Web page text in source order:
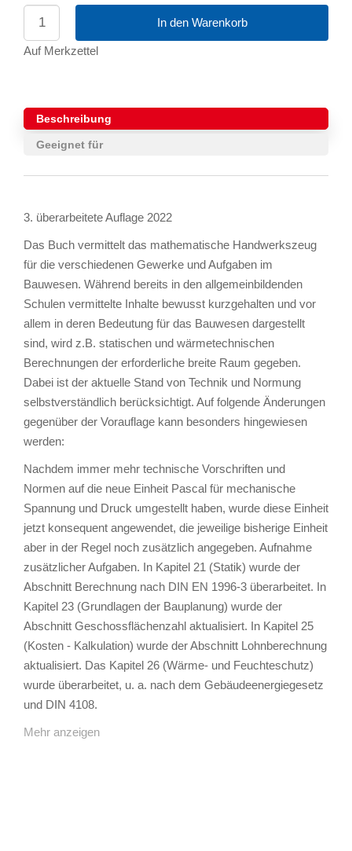
In den Warenkorb
Auf Merkzettel
Beschreibung
Geeignet für
3. überarbeitete Auflage 2022
Das Buch vermittelt das mathematische Handwerkszeug
für die verschiedenen Gewerke und Aufgaben im
Bauwesen. Während bereits in den allgemeinbildenden
Schulen vermittelte Inhalte bewusst kurzgehalten und vor
allem in deren Bedeutung für das Bauwesen dargestellt
sind, wird z.B. statischen und wärmetechnischen
Berechnungen der erforderliche breite Raum gegeben.
Dabei ist der aktuelle Stand von Technik und Normung
selbstverständlich berücksichtigt. Auf folgende Änderungen
gegenüber der Vorauflage kann besonders hingewiesen
werden:
Nachdem immer mehr technische Vorschriften und
Normen auf die neue Einheit Pascal für mechanische
Spannung und Druck umgestellt haben, wurde diese Einheit
jetzt konsequent angewendet, die jeweilige bisherige Einheit
aber in der Regel noch zusätzlich angegeben. Aufnahme
zusätzlicher Aufgaben. In Kapitel 21 (Statik) wurde der
Abschnitt Berechnung nach DIN EN 1996-3 überarbeitet. In
Kapitel 23 (Grundlagen der Bauplanung) wurde der
Abschnitt Geschossflächenzahl aktualisiert. In Kapitel 25
(Kosten - Kalkulation) wurde der Abschnitt Lohnberechnung
aktualisiert. Das Kapitel 26 (Wärme- und Feuchteschutz)
wurde überarbeitet, u. a. nach dem Gebäudeenergiegesetz
und DIN 4108.
Mehr anzeigen